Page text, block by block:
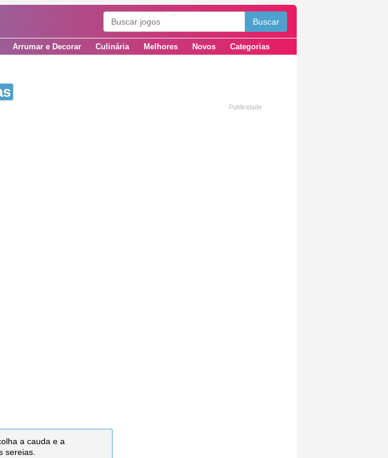
Arrumar e Decorar Culinária Melhores Novos Categorias
a cauda e a
sereias.